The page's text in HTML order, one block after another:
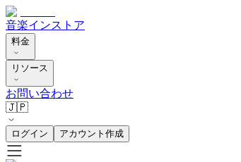
音楽インストア
料金
リソース
お問い合わせ
🇯🇵
ログイン アカウント作成